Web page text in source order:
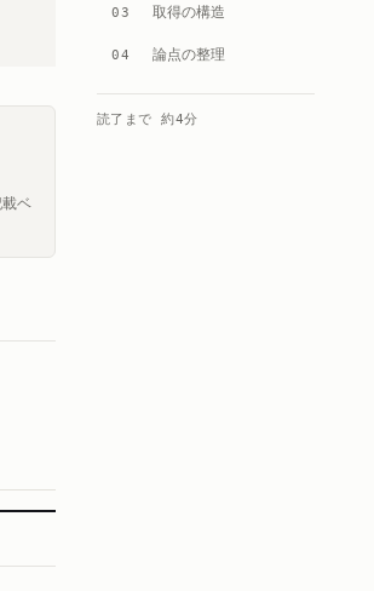
03 取得の構造
04 論点の整理
読了まで 約4分
ベ